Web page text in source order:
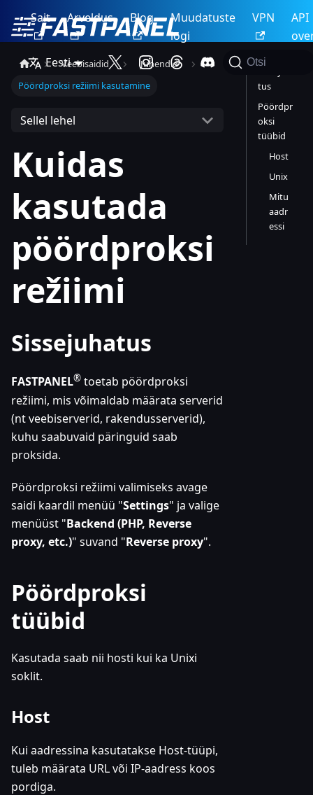
Sait Arveldus Blog
Muudatuste
logi
VPN
API
Eesti
Otsi
Veebisaidid
Juhendid
Pöördproksi režiimi kasutamine
Sellel lehel
Kuidas
kasutada
pöördproksi
režiimi
Sissejuhatus
FASTPANEL® toetab pöördproksi
režiimi, mis võimaldab määrata serverid
(nt veebiserverid, rakendusserverid),
kuhu saabuvaid päringuid saab
proksida.
Pöördproksi režiimi valimiseks avage
saidi kaardil menüü "Settings" ja valige
menüüst "Backend (PHP, Reverse
proxy, etc.)" suvand "Reverse proxy".
Pöördproksi
tüübid
Kasutada saab nii hosti kui ka Unixi
soklit.
Host
Kui aadressina kasutatakse Host-tüüpi,
tuleb määrata URL või IP-aadress koos
pordiga.
tus
Pöördpr
oksi
tüübid
Host
Unix
Mitu
aadr
essi